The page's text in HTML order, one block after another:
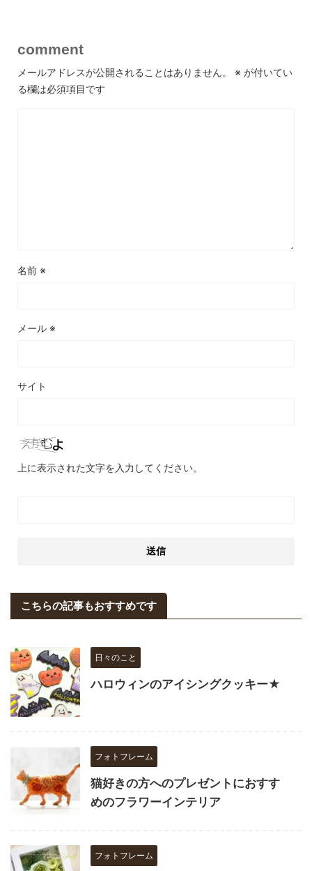
comment
メールアドレスが公開されることはありません。 ※ が付いてい
る欄は必須項目です
名前 ※
メール ※
サイト
上に表示された文字を入力してください。
こちらの記事もおすすめです
日々のこと
ハロウィンのアイシングクッキー★
フォトフレーム
猫好きの方へのプレゼントにおすす
めのフラワーインテリア
フォトフレーム